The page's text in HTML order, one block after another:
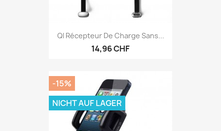
QI Récepteur De Charge Sans...
14,96 CHF
-15%
NICHT AUF LAGER